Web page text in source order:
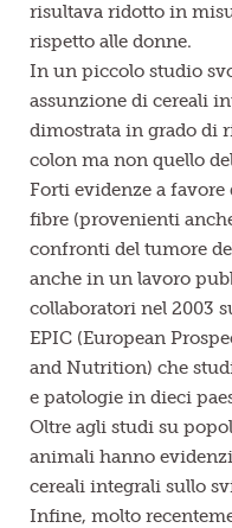
risultava ridotto in
rispetto alle donne.
In un piccolo studio
assunzione di cereali
dimostrata in grado di
colon ma non quello
Forti evidenze a
fibre (provenienti
confronti del tumore
anche in un lavoro
collaboratori nel 2003
EPIC (European
and Nutrition) che
e patologie in dieci
Oltre agli studi su
animali hanno
cereali integrali sullo
Infine, molto